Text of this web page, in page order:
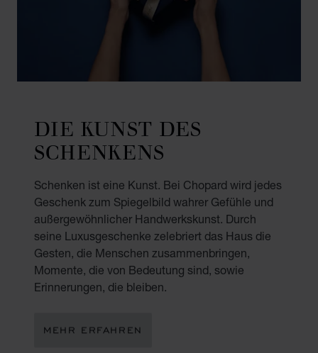
DIE KUNST DES
SCHENKENS
Schenken ist eine Kunst. Bei Chopard wird jedes
Geschenk zum Spiegelbild wahrer Gefühle und
außergewöhnlicher Handwerkskunst. Durch
seine Luxusgeschenke zelebriert das Haus die
Gesten, die Menschen zusammenbringen,
Momente, die von Bedeutung sind, sowie
Erinnerungen, die bleiben.
MEHR ERFAHREN